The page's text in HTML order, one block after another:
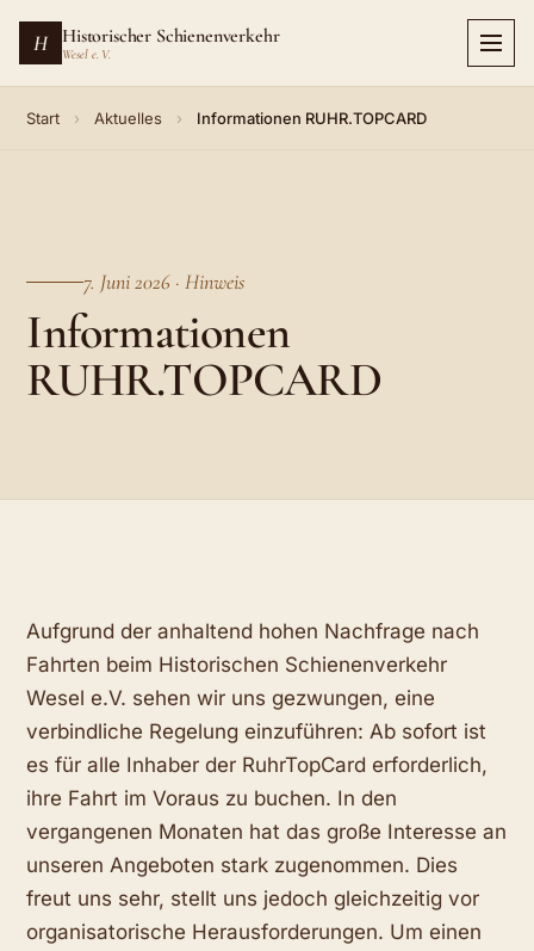
Hauptinhalt
H Historischer Schienenverkehr
Wesel e. V.
Start › Aktuelles › Informationen RUHR.TOPCARD
7. Juni 2026 · Hinweis
Informationen
RUHR.TOPCARD
Aufgrund der anhaltend hohen Nachfrage nach
Fahrten beim Historischen Schienenverkehr
Wesel e.V. sehen wir uns gezwungen, eine
verbindliche Regelung einzuführen: Ab sofort ist
es für alle Inhaber der RuhrTopCard erforderlich,
ihre Fahrt im Voraus zu buchen. In den
vergangenen Monaten hat das große Interesse an
unseren Angeboten stark zugenommen. Dies
freut uns sehr, stellt uns jedoch gleichzeitig vor
organisatorische Herausforderungen. Um einen